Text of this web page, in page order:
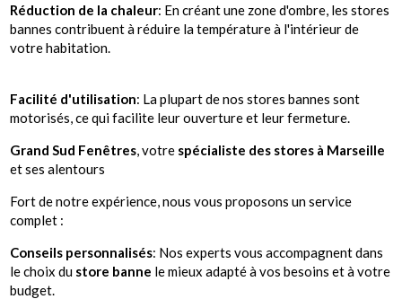
Réduction de la chaleur: En créant une zone d'ombre, les stores
bannes contribuent à réduire la température à l'intérieur de
votre habitation.
Facilité d'utilisation: La plupart de nos stores bannes sont
motorisés, ce qui facilite leur ouverture et leur fermeture.
Grand Sud Fenêtres, votre spécialiste des stores à Marseille
et ses alentours
Fort de notre expérience, nous vous proposons un service
complet :
Conseils personnalisés: Nos experts vous accompagnent dans
le choix du store banne le mieux adapté à vos besoins et à votre
budget.